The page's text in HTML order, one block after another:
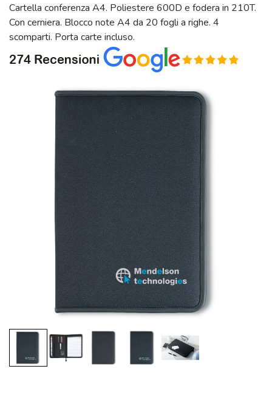
Cartella conferenza A4. Poliestere 600D e fodera in 210T.
Con cerniera. Blocco note A4 da 20 fogli a righe. 4
scomparti. Porta carte incluso.